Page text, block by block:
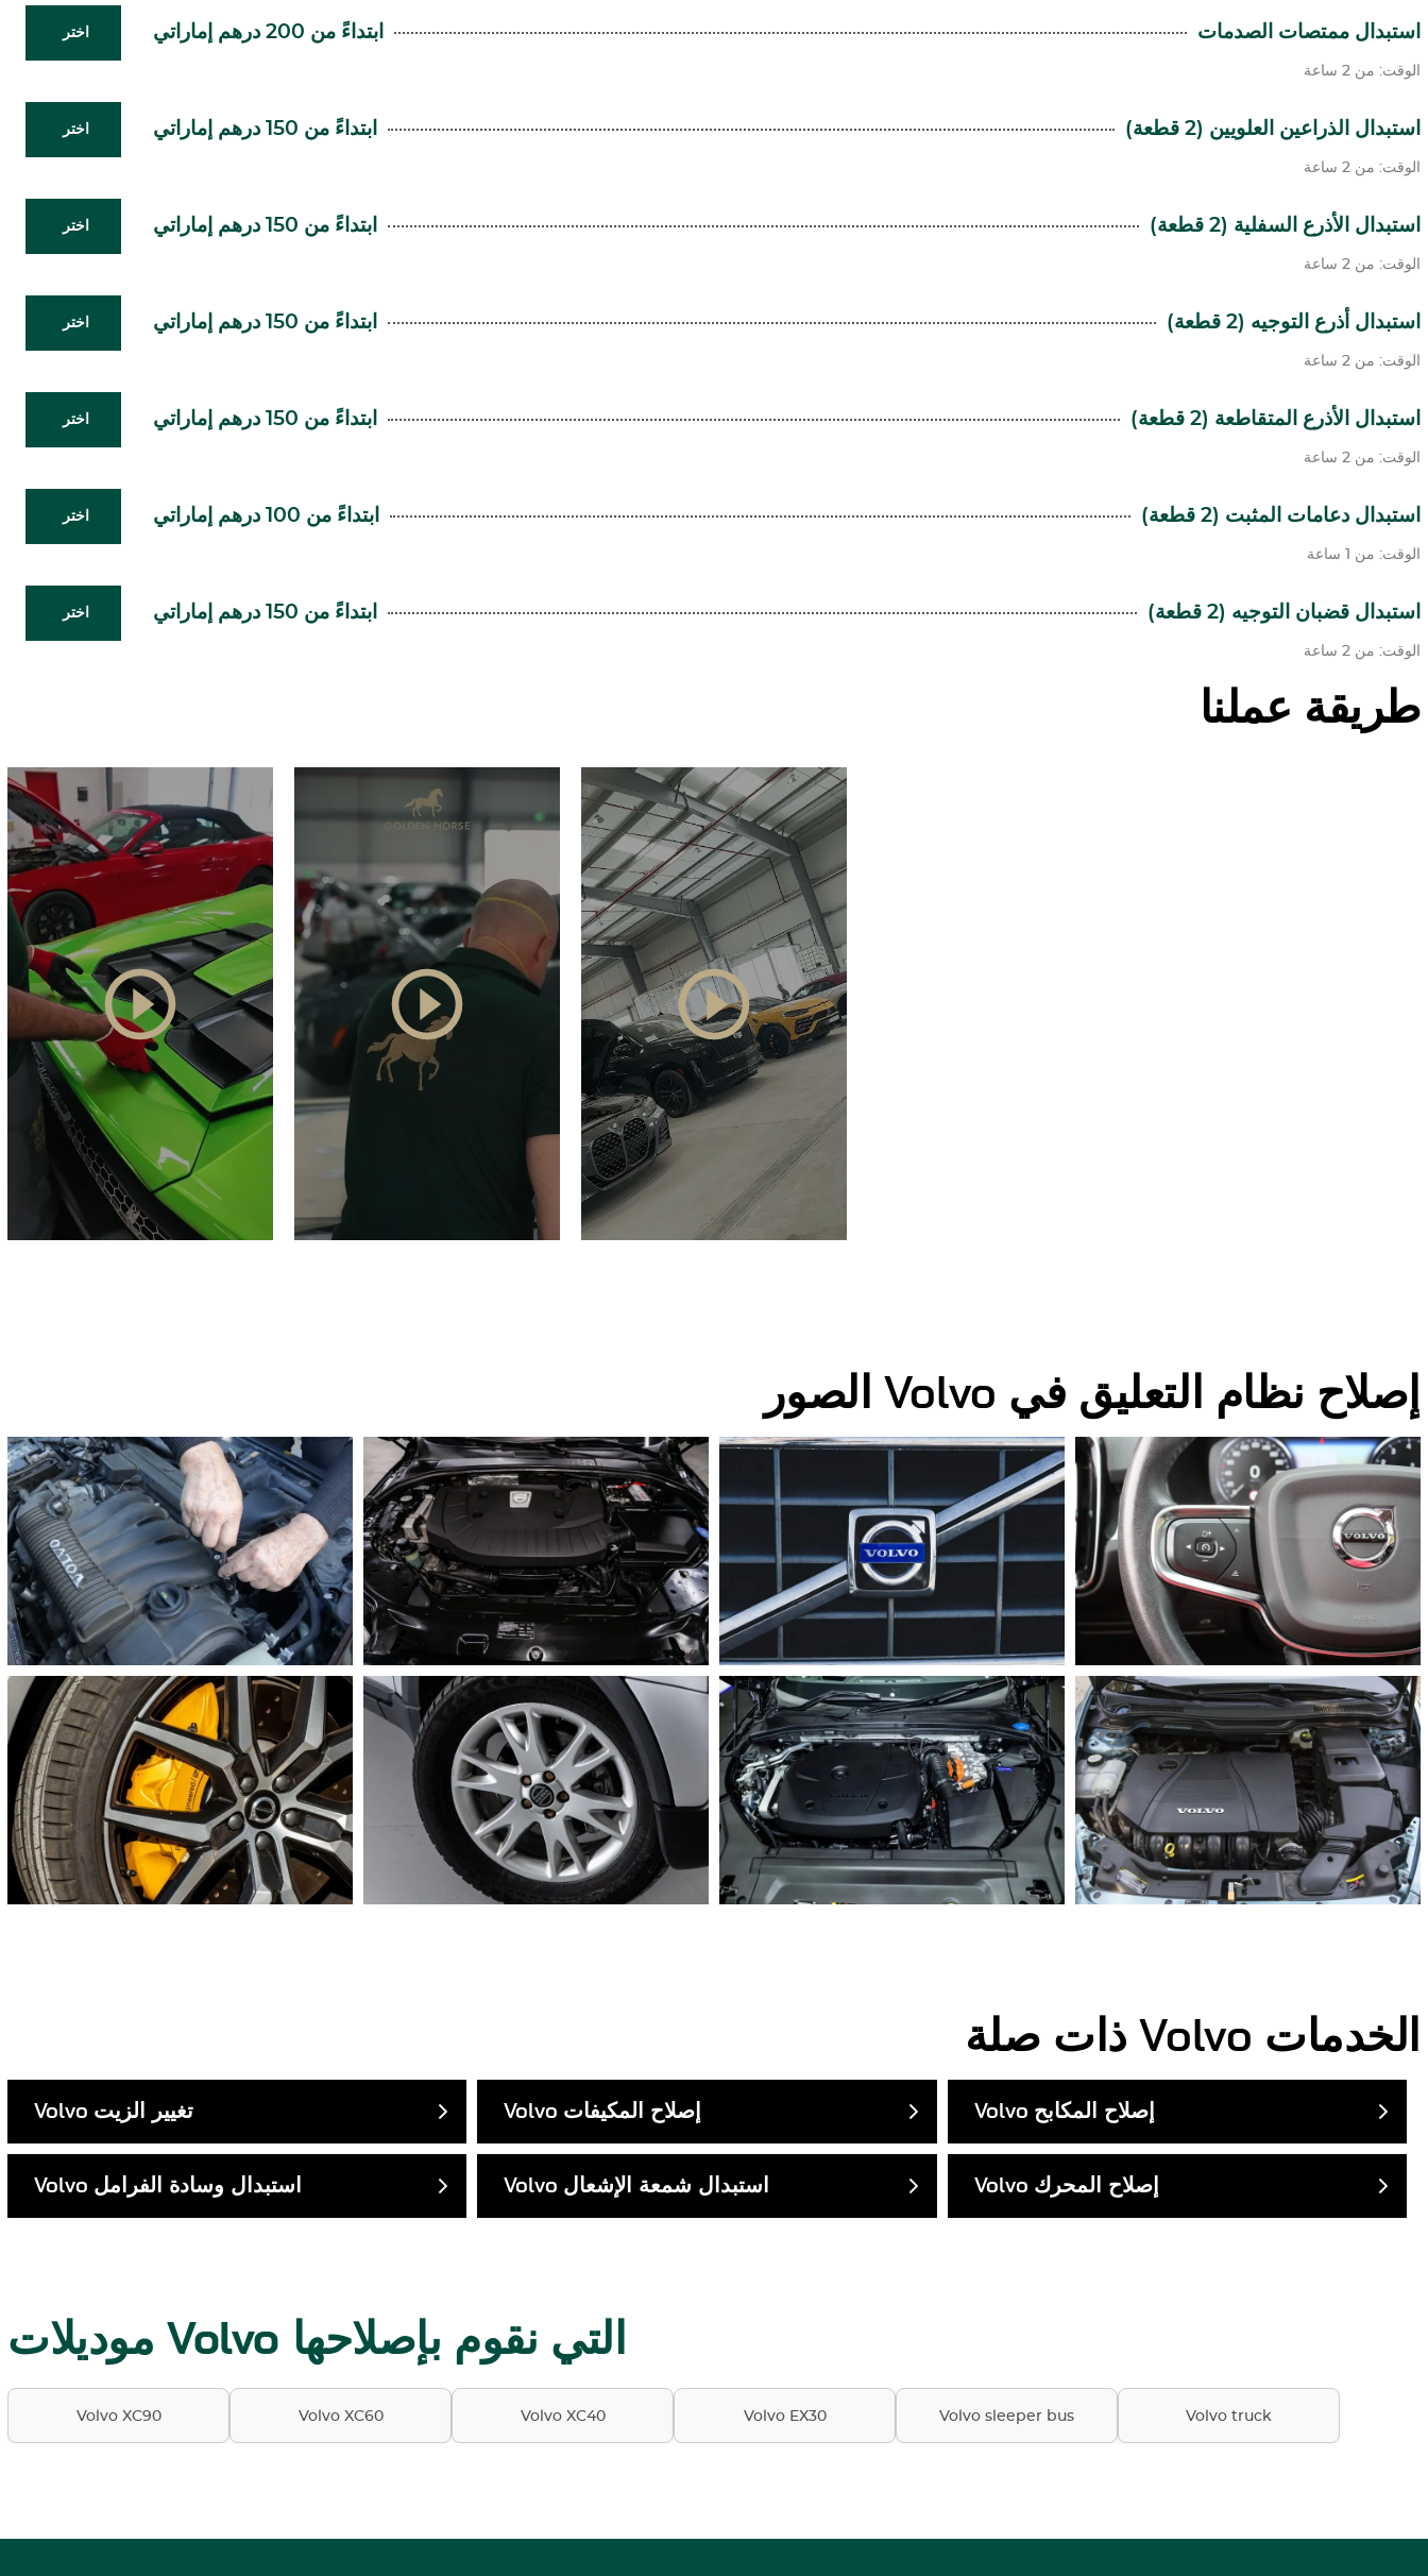
استبدال ممتصات الصدمات ابتداءً من 200 درهم إماراتي اختر
الوقت: من 2 ساعة
استبدال الذراعين العلويين (2 قطعة) ابتداءً من 150 درهم إماراتي اختر
الوقت: من 2 ساعة
استبدال الأذرع السفلية (2 قطعة) ابتداءً من 150 درهم إماراتي اختر
الوقت: من 2 ساعة
استبدال أذرع التوجيه (2 قطعة) ابتداءً من 150 درهم إماراتي اختر
الوقت: من 2 ساعة
استبدال الأذرع المتقاطعة (2 قطعة) ابتداءً من 150 درهم إماراتي اختر
الوقت: من 2 ساعة
استبدال دعامات المثبت (2 قطعة) ابتداءً من 100 درهم إماراتي اختر
الوقت: من 1 ساعة
استبدال قضبان التوجيه (2 قطعة) ابتداءً من 150 درهم إماراتي اختر
الوقت: من 2 ساعة
طريقة عملنا
إصلاح نظام التعليق في Volvo الصور
Volvo الخدمات
Volvo تغيير الزيت Volvo إصلاح المكيفات Volvo إصلاح المكابح
Volvo استبدال وسادة الفرامل Volvo استبدال شمعة الإشعال Volvo إصلاح المحرك
موديلات Volvo التي نقوم بإصلاحها
Volvo XC90 Volvo XC60 Volvo XC40 Volvo EX30 Volvo sleeper bus Volvo truck